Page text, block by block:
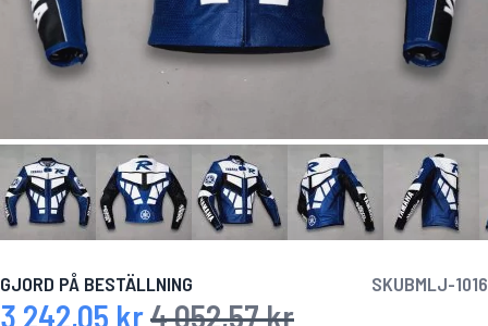
GJORD PÅ BESTÄLLNING SKUBMLJ-1016
Specialpris
3 242,05 kr Ordinarie pris
4 052,57 kr